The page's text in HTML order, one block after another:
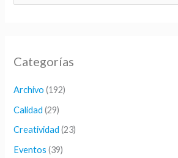
a
o
r
:
Categorías
Archivo (192)
Calidad (29)
Creatividad (23)
Eventos (39)